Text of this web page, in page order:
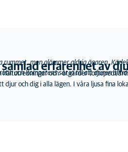
samlad erfarenhet av
rummet, men glömmer aldrig ägaren.
och kompetens ser vi till att djuren alltid
hältutredningar och -åtgärder (ortopedi/
djur och dig i alla lägen. I våra ljusa fina